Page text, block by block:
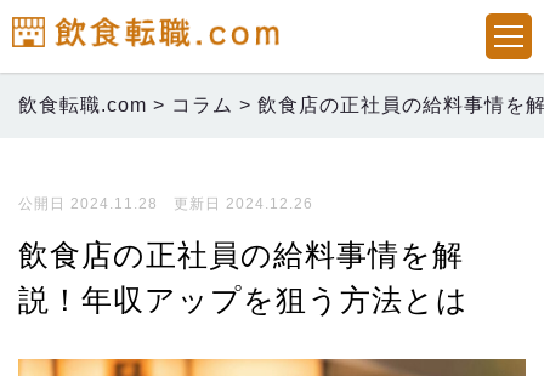
飲食転職.com > コラム > 飲食店の正社員の給料事情を
公開日 2024.11.28 更新日 2024.12.26
飲食店の正社員の給料事情を解
説！年収アップを狙う方法とは